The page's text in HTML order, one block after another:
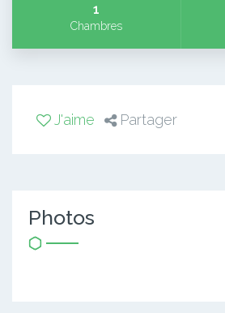
1
Chambres
J'aime Partager
Photos